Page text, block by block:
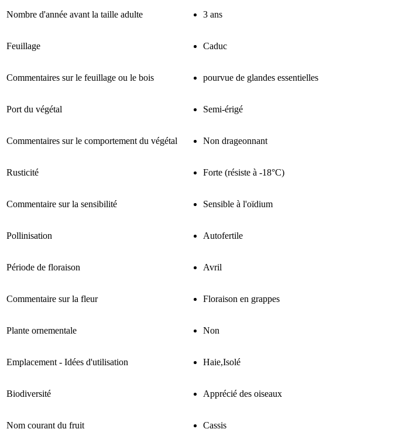
Nombre d'année avant la taille adulte 3 ans
Feuillage Caduc
Commentaires sur le feuillage ou le bois pourvue de glandes essentielles
Port du végétal Semi-érigé
Commentaires sur le comportement du végétal Non drageonnant
Rusticité Forte (résiste à -18°C)
Commentaire sur la sensibilité Sensible à l'oïdium
Pollinisation Autofertile
Période de floraison Avril
Commentaire sur la fleur Floraison en grappes
Plante ornementale Non
Emplacement - Idées d'utilisation Haie,Isolé
Biodiversité Apprécié des oiseaux
Nom courant du fruit Cassis